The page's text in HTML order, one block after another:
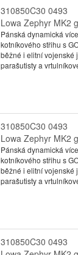
310850C30 0493
Lowa Zephyr MK2
Pánská dynamická
kotníkového střihu s
běžné i elitní vojenské
parašutisty a
310850C30 0493
Lowa Zephyr MK2
Pánská dynamická
kotníkového střihu s
běžné i elitní vojenské
parašutisty a
310850C30 0493